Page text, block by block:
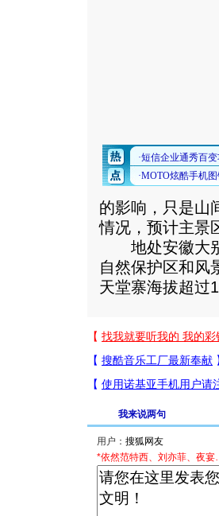
的影响，只是山
情况，预计主景
地处安徽大别
自然保护区和风
天堂寨海拔超过
我来说两句
用户：
*依然范特西、刘亦菲、夜